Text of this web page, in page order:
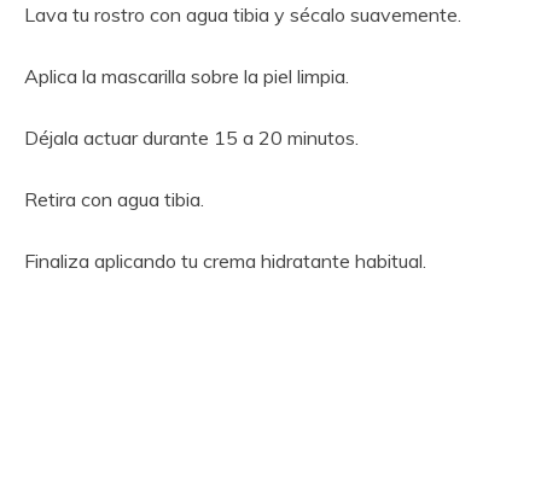
Lava tu rostro con agua tibia y sécalo suavemente.
Aplica la mascarilla sobre la piel limpia.
Déjala actuar durante 15 a 20 minutos.
Retira con agua tibia.
Finaliza aplicando tu crema hidratante habitual.